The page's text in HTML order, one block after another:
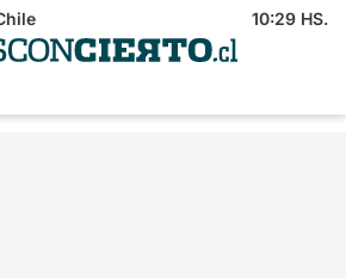
10:29 HS.